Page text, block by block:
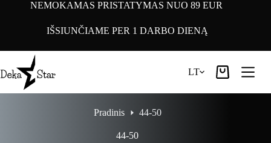
NEMOKAMAS PRISTATYMAS NUO 89 EUR
IŠSIUNČIAME PER 1 DARBO DIENĄ
LT
Pirkinių
Pradinis 44-50
44-50